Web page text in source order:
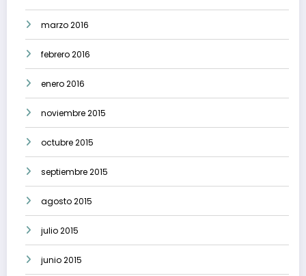
marzo 2016
febrero 2016
enero 2016
noviembre 2015
octubre 2015
septiembre 2015
agosto 2015
julio 2015
junio 2015